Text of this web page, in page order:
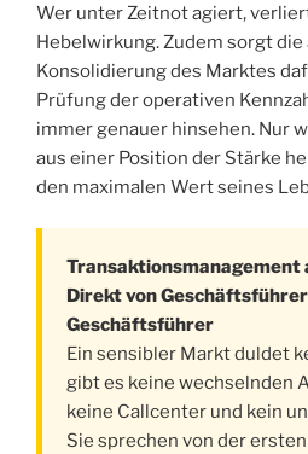
Wer unter Zeitnot agiert,
Hebelwirkung. Zudem sorgt die
Konsolidierung des Marktes
Prüfung der operativen
immer genauer hinsehen. Nur
aus einer Position der Stärke
den maximalen Wert seines
Transaktionsmanagement
Direkt von
Geschäftsführer
Ein sensibler Markt duldet
gibt es keine wechselnden
keine Callcenter und kein
Sie sprechen von der